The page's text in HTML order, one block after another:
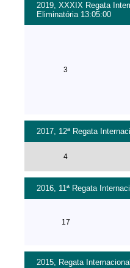
2019, XXXIX Regata
Eliminatória 13:05:00
3
2017, 12ª Regata
4
2016, 11ª Regata
17
2015, Regata